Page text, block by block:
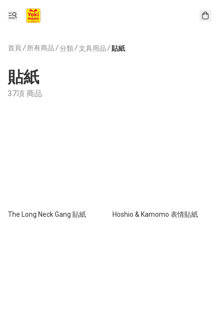
首頁/ 所有商品 /分類/文具用品 / 貼紙
貼紙
37項 商品
The Long Neck Gang 貼紙 Hoshio & Kamomo 表情貼紙